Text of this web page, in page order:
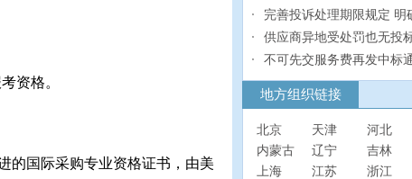
资格。
的国际采购专业资格证书，由美
完善投诉处理期限规定 明
供应商异地受处罚也无投
不可先交服务费再发中标
地方组织链接
北京 天津 河北
内蒙古
辽宁 吉林
上海
江苏 浙江